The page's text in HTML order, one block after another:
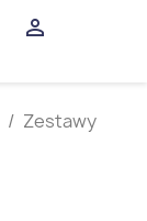

Zestawy